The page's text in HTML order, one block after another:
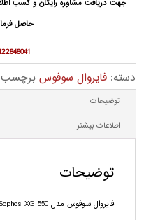
جهت دریافت مشاوره رایگان و کسب
حاصل
دسته: فایروال سوفوس
توضیحات
اطلاعات بیشتر
توضیحات
Sophos XG 550 فایروال سوفوس مدل